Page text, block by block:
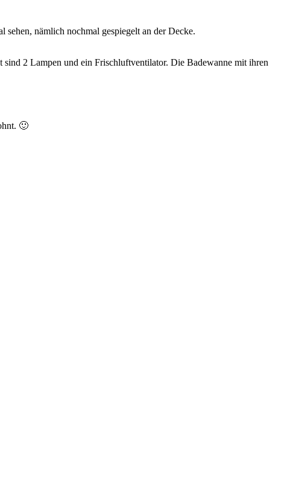
nämlich nochmal gespiegelt an der Decke.
2 Lampen und ein Frischluftventilator. Die Badewanne mit ihren
🙂